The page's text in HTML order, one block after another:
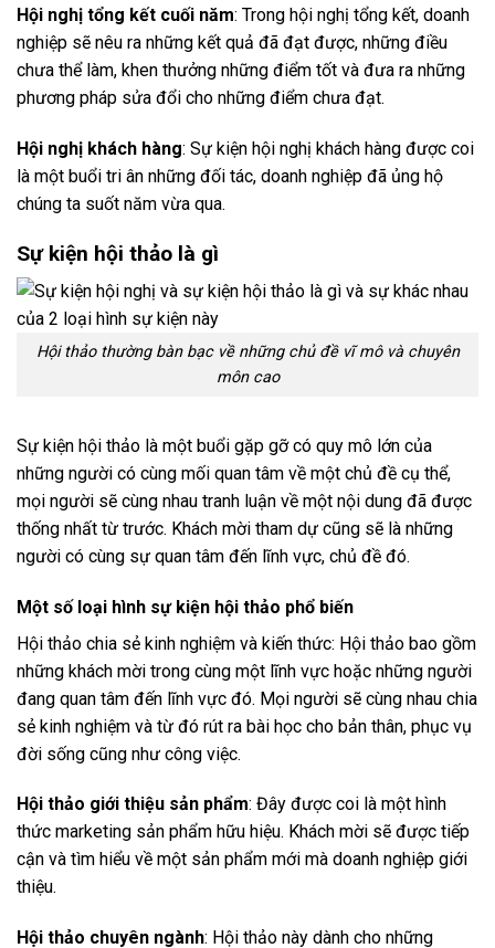
Hội nghị tổng kết cuối năm: Trong hội nghị tổng kết, doanh
nghiệp sẽ nêu ra những kết quả đã đạt được, những điều
chưa thể làm, khen thưởng những điểm tốt và đưa ra những
phương pháp sửa đổi cho những điểm chưa đạt.
Hội nghị khách hàng: Sự kiện hội nghị khách hàng được coi
là một buổi tri ân những đối tác, doanh nghiệp đã ủng hộ
chúng ta suốt năm vừa qua.
Sự kiện hội thảo là gì
Hội thảo thường bàn bạc về những chủ đề vĩ mô và chuyên
môn cao
Sự kiện hội thảo là một buổi gặp gỡ có quy mô lớn của
những người có cùng mối quan tâm về một chủ đề cụ thể,
mọi người sẽ cùng nhau tranh luận về một nội dung đã được
thống nhất từ trước. Khách mời tham dự cũng sẽ là những
người có cùng sự quan tâm đến lĩnh vực, chủ đề đó.
Một số loại hình sự kiện hội thảo phổ biến
Hội thảo chia sẻ kinh nghiệm và kiến thức: Hội thảo bao gồm
những khách mời trong cùng một lĩnh vực hoặc những người
đang quan tâm đến lĩnh vực đó. Mọi người sẽ cùng nhau chia
sẻ kinh nghiệm và từ đó rút ra bài học cho bản thân, phục vụ
đời sống cũng như công việc.
Hội thảo giới thiệu sản phẩm: Đây được coi là một hình
thức marketing sản phẩm hữu hiệu. Khách mời sẽ được tiếp
cận và tìm hiểu về một sản phẩm mới mà doanh nghiệp giới
thiệu.
Hội thảo chuyên ngành: Hội thảo này dành cho những